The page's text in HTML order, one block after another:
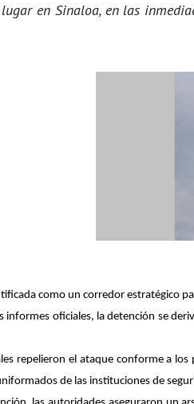
en Sinaloa, en las
como un corredor estratégico
informes oficiales, la detención se
repelieron el ataque conforme a
de las instituciones de